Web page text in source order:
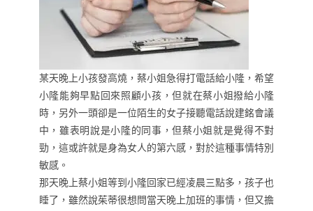
某天晚上小孩發高燒，蔡小姐急得打電話給小隆，希望
小隆能夠早點回來照顧小孩，但就在蔡小姐撥給小隆
時，另外一頭卻是一位陌生的女子接聽電話說建銘會議
中，雖表明說是小隆的同事，但蔡小姐就是覺得不對
勁，這或許就是身為女人的第六感，對於這種事情特別
敏感。
那天晚上蔡小姐等到小隆回家已經凌晨三點多，孩子也
睡了，雖然說茱蒂很想問當天晚上加班的事情，但又擔